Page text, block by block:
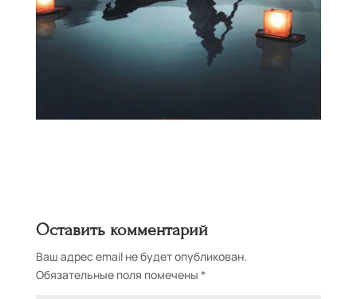
Оставить комментарий
Ваш адрес email не будет опубликован.
Обязательные поля помечены *